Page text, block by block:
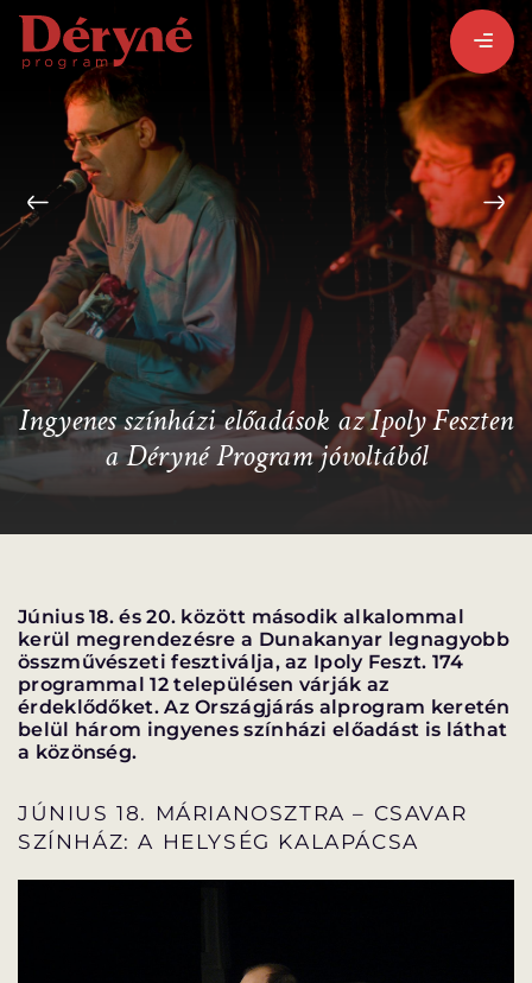
BEJELENTKEZEM
REGISZTRÁLOK
PROGRAMISMERTETŐ
ALPROGRAMOK:
VÁNDORSZÍNHÁZ DÉRYNÉ TÁRSULAT
STÁB
Ingyenes színházi előadások az Ipoly Feszten
a Déryné Program jóvoltából
Június 18. és 20. között második alkalommal
kerül megrendezésre a Dunakanyar legnagyobb
összművészeti fesztiválja, az Ipoly Feszt. 174
programmal 12 településen várják az
érdeklődőket. Az Országjárás alprogram keretén
belül három ingyenes színházi előadást is láthat
a közönség.
JÚNIUS 18. MÁRIANOSZTRA – CSAVAR
SZÍNHÁZ: A HELYSÉG KALAPÁCSA